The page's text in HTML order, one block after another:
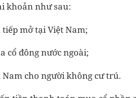
khoản như sau:
mở tại Việt Nam;
cổ đông nước ngoài;
cho người không cư trú.